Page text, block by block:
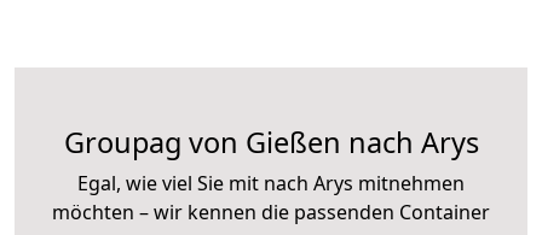
Groupag von Gießen nach Arys
Egal, wie viel Sie mit nach Arys mitnehmen
möchten – wir kennen die passenden Container